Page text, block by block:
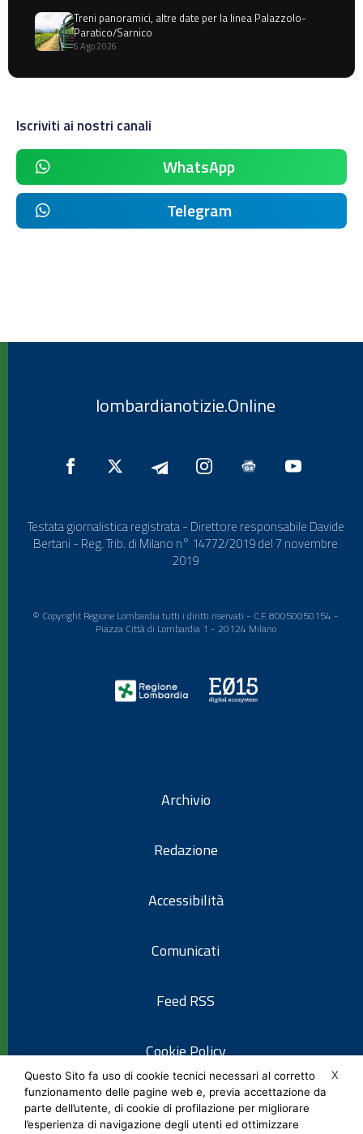
Treni panoramici, altre date per la linea Palazzolo-
Paratico/Sarnico
6 Ago 2026
Iscriviti ai nostri canali
WhatsApp
Telegram
lombardianotizie.Online
Testata giornalistica registrata - Direttore responsabile Davide
Bertani - Reg. Trib. di Milano n° 14772/2019 del 7 novembre
2019
© Copyright Regione Lombardia tutti i diritti riservati - C.F. 80050050154 -
Piazza Città di Lombardia 1 - 20124 Milano
Archivio
Redazione
Accessibilità
Comunicati
Feed RSS
Cookie Policy
Informativa privacy
X
Questo Sito fa uso di cookie tecnici necessari al corretto
funzionamento delle pagine web e, previa accettazione da
parte dell’utente, di cookie di profilazione per migliorare
l’esperienza di navigazione degli utenti ed ottimizzare